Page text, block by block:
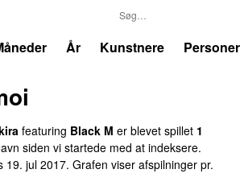
År Kunstnere Personer
featuring Black M er blevet spillet 1
siden vi startede med at indeksere.
19. jul 2017. Grafen viser afspilninger pr.